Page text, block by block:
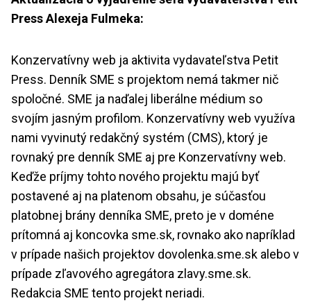
Press Alexeja Fulmeka:
Konzervatívny web ja aktivita vydavateľstva Petit
Press. Denník SME s projektom nemá takmer nič
spoločné. SME ja naďalej liberálne médium so
svojím jasným profilom. Konzervatívny web využíva
nami vyvinutý redakčný systém (CMS), ktorý je
rovnaký pre denník SME aj pre Konzervatívny web.
Keďže príjmy tohto nového projektu majú byť
postavené aj na platenom obsahu, je súčasťou
platobnej brány denníka SME, preto je v doméne
prítomná aj koncovka sme.sk, rovnako ako napríklad
v prípade našich projektov dovolenka.sme.sk alebo v
prípade zľavového agregátora zlavy.sme.sk.
Redakcia SME tento projekt neriadi.